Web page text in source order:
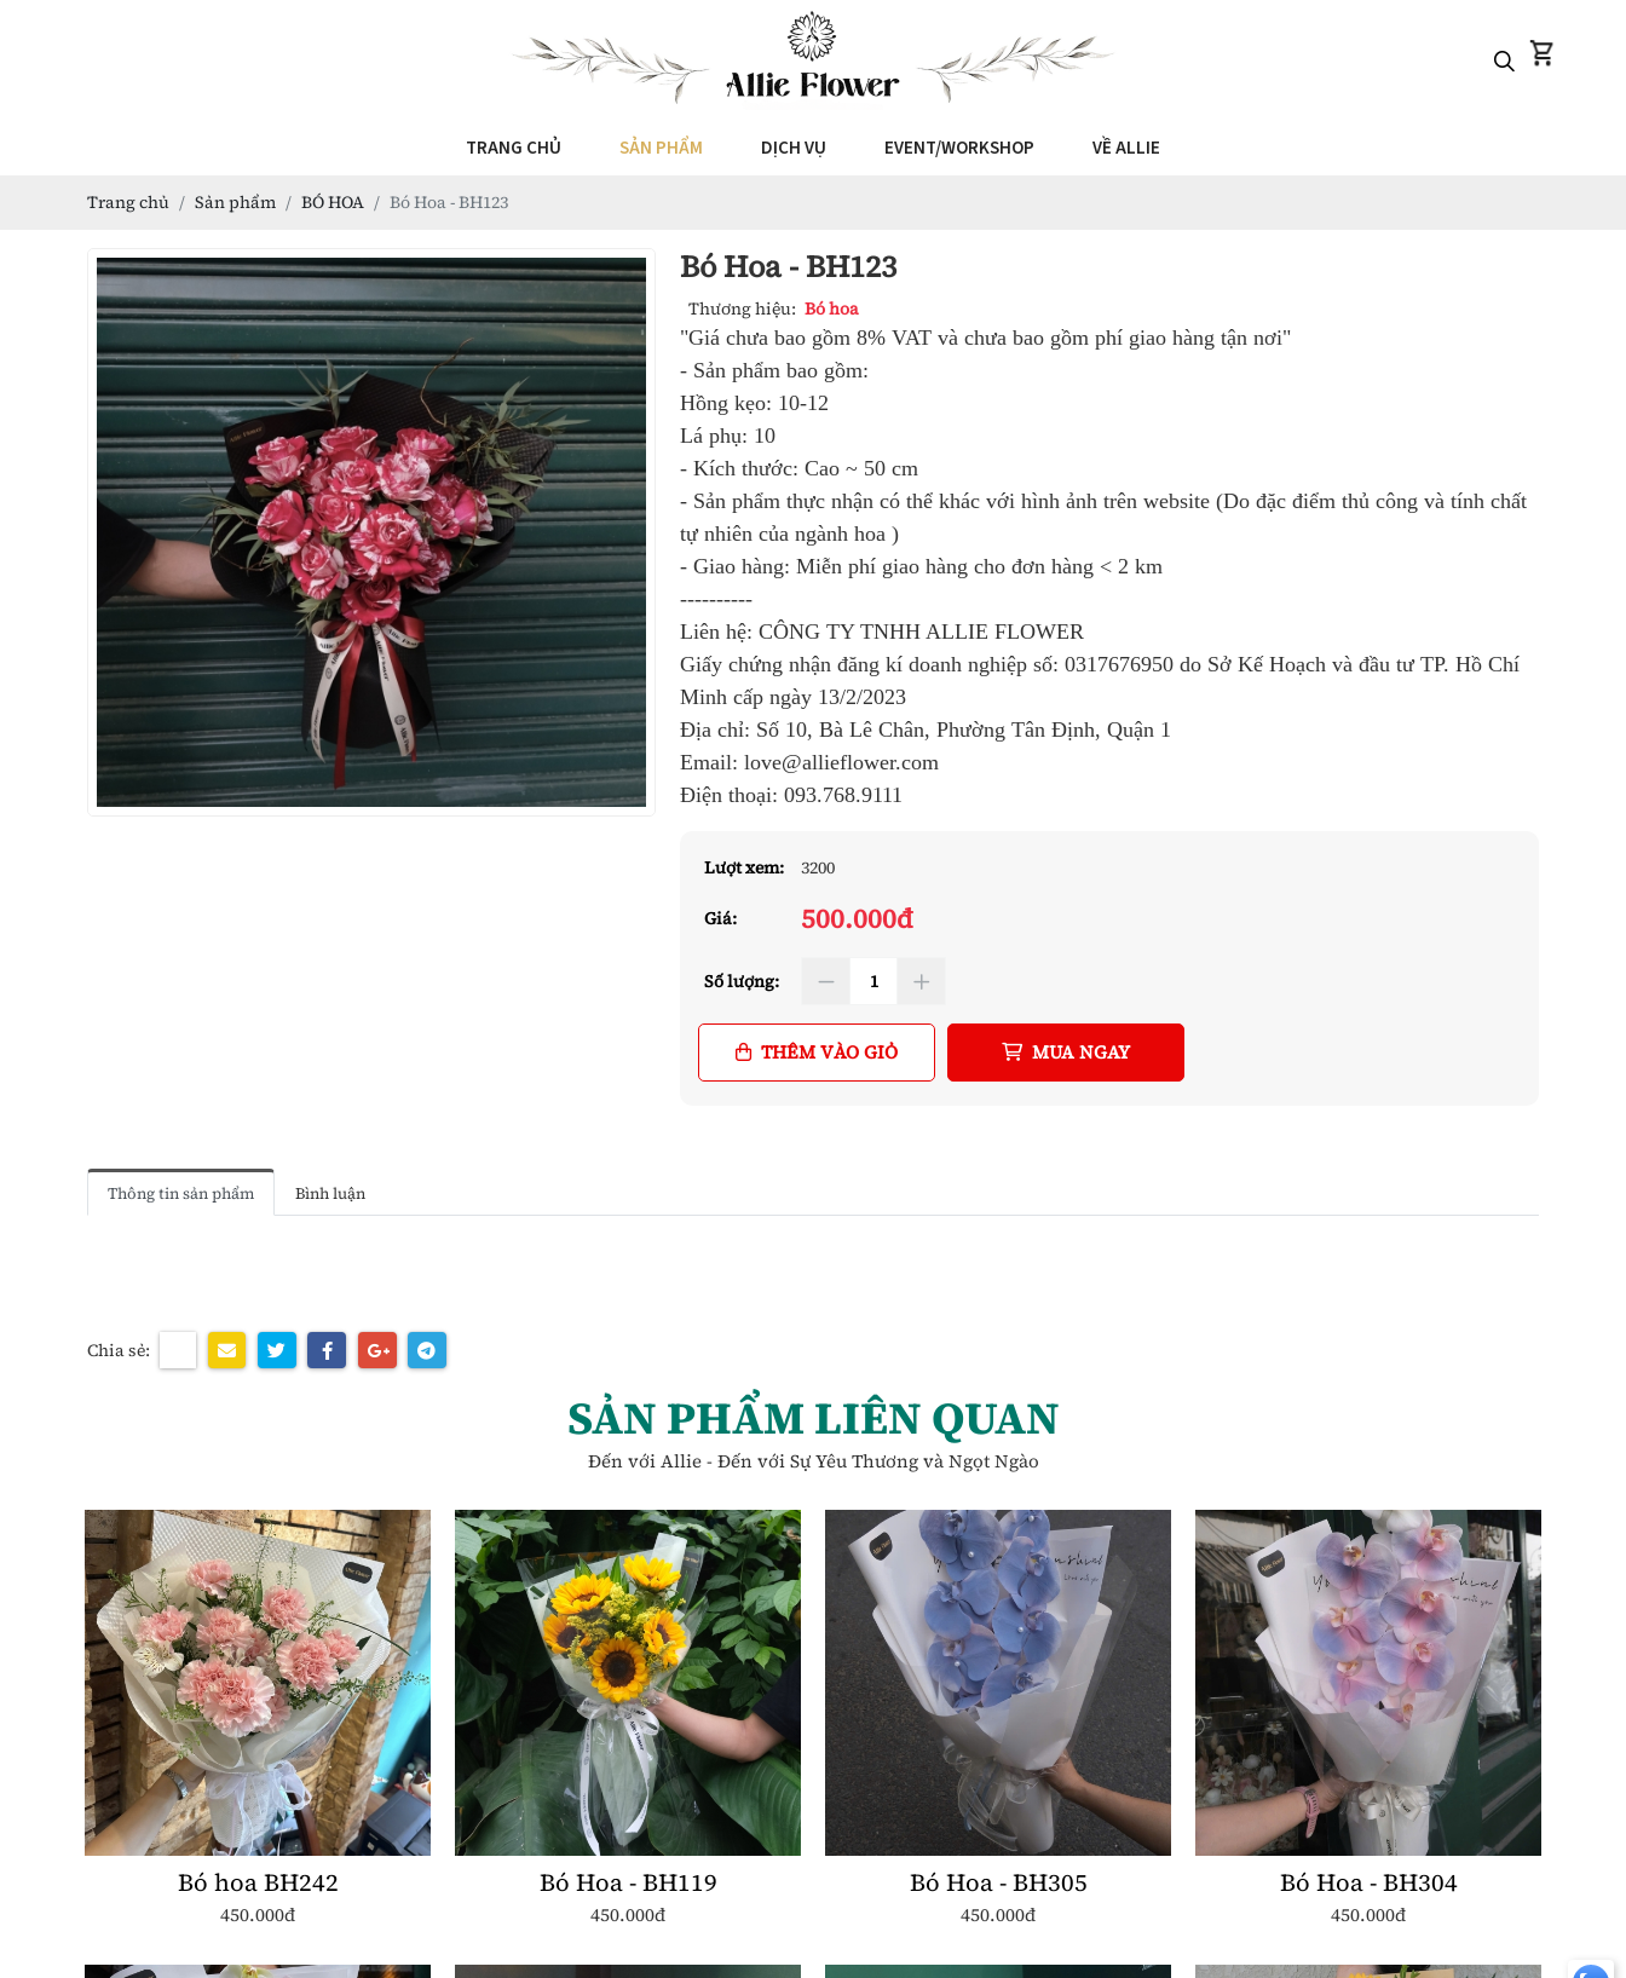
TRANG CHỦ SẢN PHẨM DỊCH VỤ EVENT/WORKSHOP VỀ ALLIE
Trang chủ Sản phẩm BÓ HOA Bó Hoa - BH123
Bó Hoa - BH123
Thương hiệu: Bó hoa
"Giá chưa bao gồm 8% VAT và chưa bao gồm phí giao hàng tận nơi"
- Sản phẩm bao gồm:
Hồng kẹo: 10-12
Lá phụ: 10
- Kích thước: Cao ~ 50 cm
- Sản phẩm thực nhận có thể khác với hình ảnh trên website (Do đặc điểm thủ công và tính chất
tự nhiên của ngành hoa )
- Giao hàng: Miễn phí giao hàng cho đơn hàng < 2 km
----------
Liên hệ: CÔNG TY TNHH ALLIE FLOWER
Giấy chứng nhận đăng kí doanh nghiệp số: 0317676950 do Sở Kế Hoạch và đầu tư TP. Hồ Chí
Minh cấp ngày 13/2/2023
Địa chỉ: Số 10, Bà Lê Chân, Phường Tân Định, Quận 1
Email: love@allieflower.com
Điện thoại: 093.768.9111
Lượt xem: 3200
Giá: 500.000đ
Số lượng:
THÊM VÀO GIỎ MUA NGAY
Thông tin sản phẩm Bình luận
Chia sẻ:
SẢN PHẨM LIÊN QUAN
Đến với Allie - Đến với Sự Yêu Thương và Ngọt Ngào
Bó hoa BH242
450.000đ
Bó Hoa - BH119
450.000đ
Bó Hoa - BH305
450.000đ
Bó Hoa - BH304
450.000đ